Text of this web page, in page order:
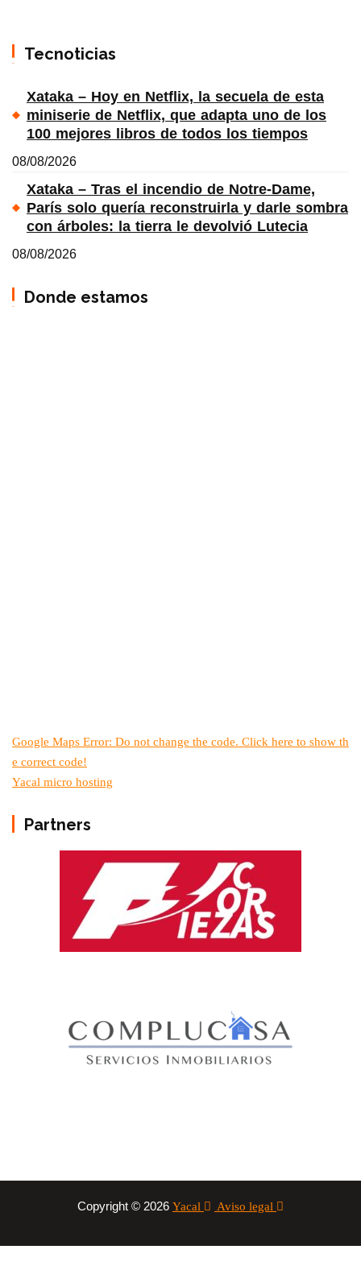
Tecnoticias
Xataka – Hoy en Netflix, la secuela de esta
miniserie de Netflix, que adapta uno de los
100 mejores libros de todos los tiempos
08/08/2026
Xataka – Tras el incendio de Notre-Dame,
París solo quería reconstruirla y darle sombra
con árboles: la tierra le devolvió Lutecia
08/08/2026
Donde estamos
Google Maps Error: Do not change the code. Click here to show th
e correct code!
Yacal micro hosting
Partners
Copyright © 2026 Yacal Aviso legal